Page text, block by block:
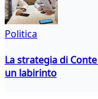
Politica
La strategia di
un labirinto